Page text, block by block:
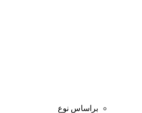
براساس نوع